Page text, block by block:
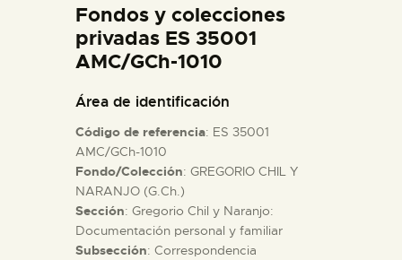
ESPAÑOL
ACTIVIDADES
█
EL MUSEO
Fondos y colecciones
privadas ES 35001
AMC/GCh-1010
Área de identificación
Código de referencia: ES 35001
AMC/GCh-1010
Fondo/Colección: GREGORIO CHIL Y
NARANJO (G.Ch.)
Sección: Gregorio Chil y Naranjo:
Documentación personal y familiar
Subsección: Correspondencia